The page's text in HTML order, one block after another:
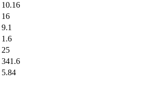
10.16
16
9.1
1.6
25
341.6
5.84